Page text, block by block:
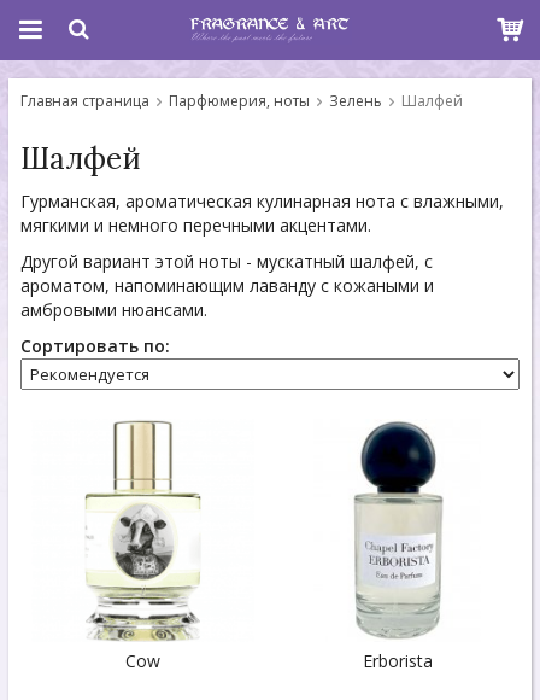
Главная страница Парфюмерия, ноты Зелень Шалфей
Шалфей
Гурманская, ароматическая кулинарная нота с влажными,
мягкими и немного перечными акцентами.
Другой вариант этой ноты - мускатный шалфей, с
ароматом, напоминающим лаванду с кожаными и
амбровыми нюансами.
Сортировать по:
Cow Erborista